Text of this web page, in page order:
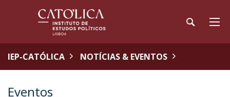
IEP-CATÓLICA NOTÍCIAS & EVENTOS
Eventos